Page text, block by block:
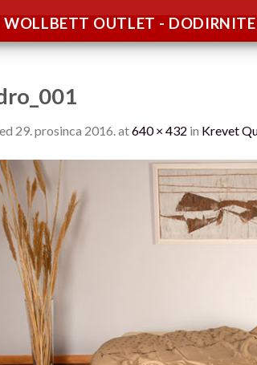
WOLLBETT OUTLET -
29. prosinca 2016.at640 × 432 in Krevet